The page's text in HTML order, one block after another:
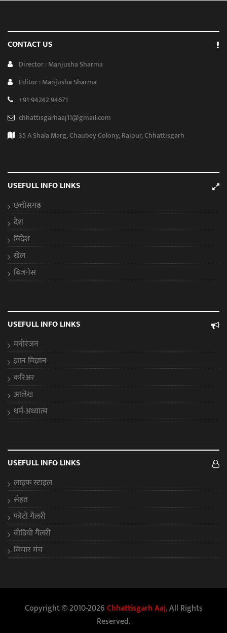
CONTACT US
Director : Manjusha Sharma
Editor : Manjusha Sharma
+91-94242 94671
chhattisgarhaaj11@gmail.com
35 A Shala Marg, Chaubey Colony, Raipur, Chhattisgarh
USEFULL INFO LINKS
छत्तीसगढ़
देश
विदेश
खेल
बिजनेस
USEFULL INFO LINKS
मनोरंजन
ज्ञान विज्ञान
करिअर
आलेख
धर्म-अध्यात्म
USEFULL INFO LINKS
लाइफ स्टाइल
सेहत
फोटो गैलरी
वीडियो गैलरी
विचार मंच
Copyright © 2010-2026Chhattisgarh Aaj. All Rights
Reserved.